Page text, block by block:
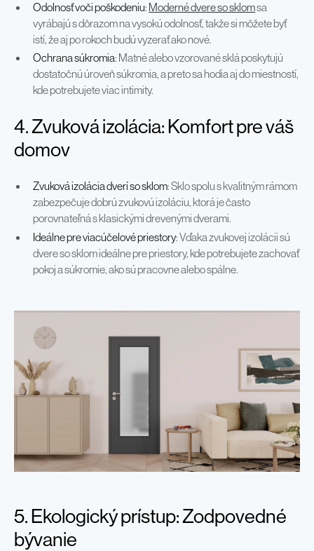
Odolnosť voči poškodeniu: Moderné dvere so sklomsa
vyrábajú s dôrazom na vysokú odolnosť, takže si môžete byť
istí, že aj po rokoch budú vyzerať ako nové.
Ochrana súkromia: Matné alebo vzorované sklá poskytujú
dostatočnú úroveň súkromia, a preto sa hodia aj do miestností,
kde potrebujete viac intimity.
4. Zvuková izolácia: Komfort pre váš
domov
Zvuková izolácia dverí so sklom: Sklo spolu s kvalitným rámom
zabezpečuje dobrú zvukovú izoláciu, ktorá je často
porovnateľná s klasickými drevenými dverami.
Ideálne pre viacúčelové priestory: Vďaka zvukovej izolácii sú
dvere so sklom ideálne pre priestory, kde potrebujete zachovať
pokoj a súkromie, ako sú pracovne alebo spálne.
5. Ekologický prístup: Zodpovedné
bývanie